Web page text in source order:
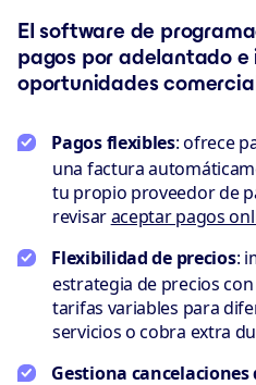
El software de
pagos por adelantado e
oportunidades
Pagos flexibles: ofrece
una factura
tu propio proveedor de
revisaraceptar pagos
Flexibilidad de precios:
estrategia de precios con
tarifas variables para
servicios o cobra extra
Gestiona